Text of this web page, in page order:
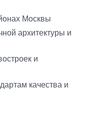
Москвы
архитектуры и
и
качества и